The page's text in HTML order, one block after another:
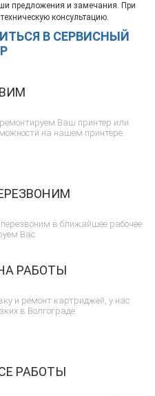
предложения и замечания. При
консультацию.
В СЕРВИСНЫЙ
Ваш принтер или
на нашем принтере.
в ближайшее рабочее
Вас.
РАБОТЫ
и ремонт картриджей, у нас
в Волгограде.
РАБОТЫ